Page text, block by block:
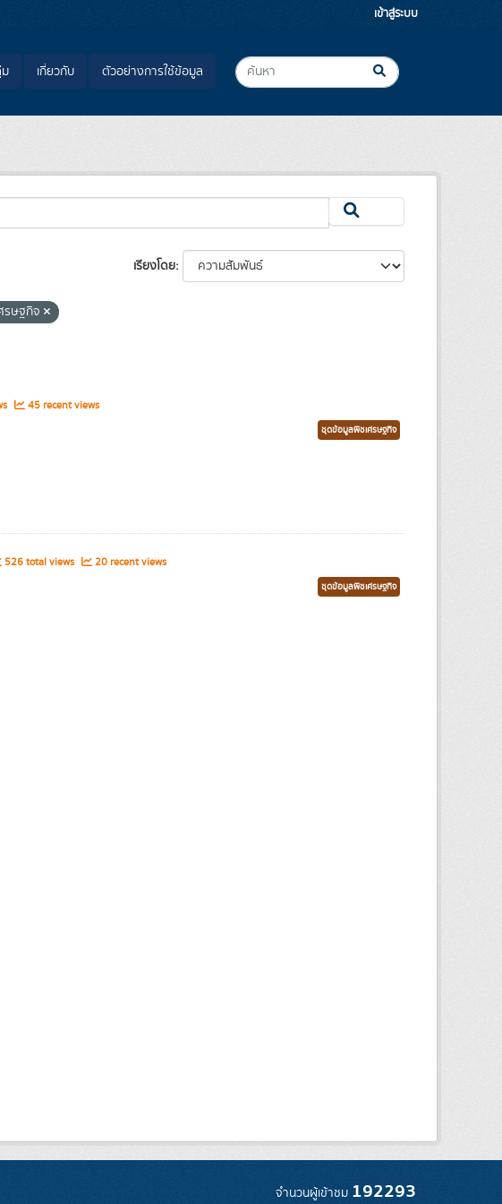
เข้าสู่ระบบ
เกี่ยวกับ ตัวอย่างการใช้ข้อมูล
เรียงโดย
รษฐกิจ
45 recent views
ชุดข้อมูลพืชเศรษฐกิจ
526 total views 20 recent views
ชุดข้อมูลพืชเศรษฐกิจ
จำนวนผู้เข้าชม 192293